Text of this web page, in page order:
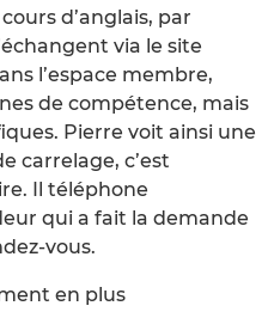
d’anglais, par
via le site
l’espace membre,
de compétence, mais
Pierre voit ainsi une
carrelage, c’est
Il téléphone
qui a fait la demande
vous.
en plus